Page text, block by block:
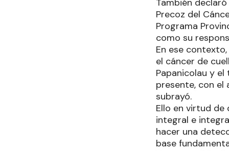
También
Precoz del
Programa
como su
En ese
el cáncer de
Papanicolau y
presente, con el
subrayó.
Ello en virtud de
integral e
hacer una
base